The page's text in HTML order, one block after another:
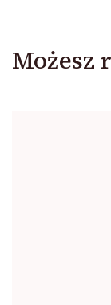
Możesz